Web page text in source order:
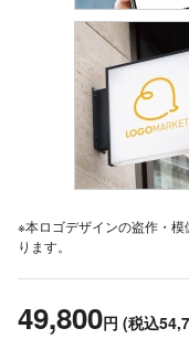
※本ロゴデザインの盗作・
ります。
49,800円 (税込